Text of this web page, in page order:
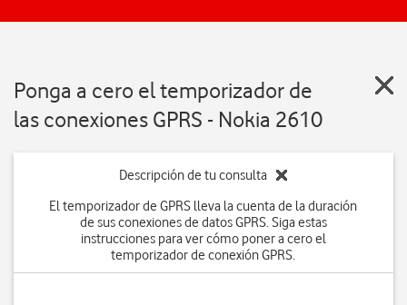
Ponga a cero el temporizador de
las conexiones GPRS - Nokia 2610
Descripción de tu consulta
El temporizador de GPRS lleva la cuenta de la duración
de sus conexiones de datos GPRS. Siga estas
instrucciones para ver cómo poner a cero el
temporizador de conexión GPRS.